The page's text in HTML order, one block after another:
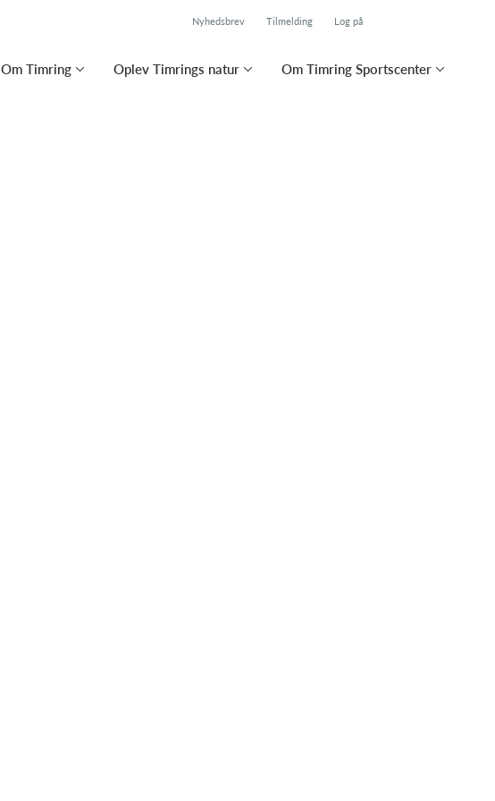
Nyhedsbrev Tilmelding Log på
Om Timring Oplev Timrings natur Om Timring Sportscenter